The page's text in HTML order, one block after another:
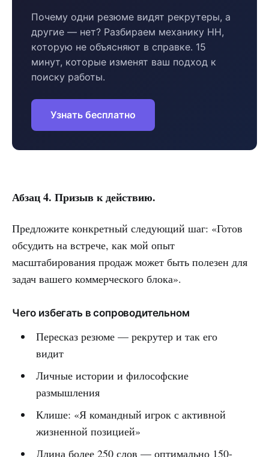
Почему одни резюме видят рекрутеры, а
другие — нет? Разбираем механику HH,
которую не объясняют в справке. 15
минут, которые изменят ваш подход к
поиску работы.
Узнать бесплатно
Абзац 4. Призыв к действию.
Предложите конкретный следующий шаг: «Готов
обсудить на встрече, как мой опыт
масштабирования продаж может быть полезен для
задач вашего коммерческого блока».
Чего избегать в сопроводительном
Пересказ резюме — рекрутер и так его
видит
Личные истории и философские
размышления
Клише: «Я командный игрок с активной
жизненной позицией»
Длина более 250 слов — оптимально 150-